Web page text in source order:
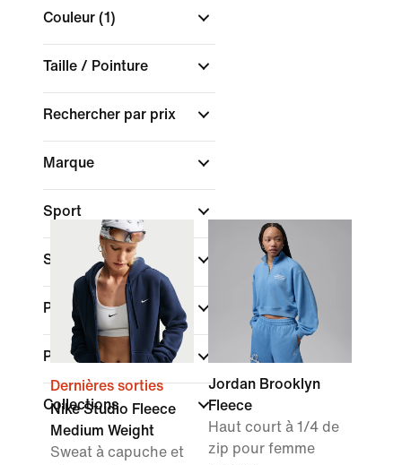
Couleur (1)
Taille / Pointure
Rechercher par prix
Marque
Sport
Style
Poids des matières
Promotions et offres
Collections
Dernières sorties
Nike Studio Fleece
Medium Weight
Sweat à capuche et
Jordan Brooklyn
Fleece
Haut court à 1/4 de
zip pour femme